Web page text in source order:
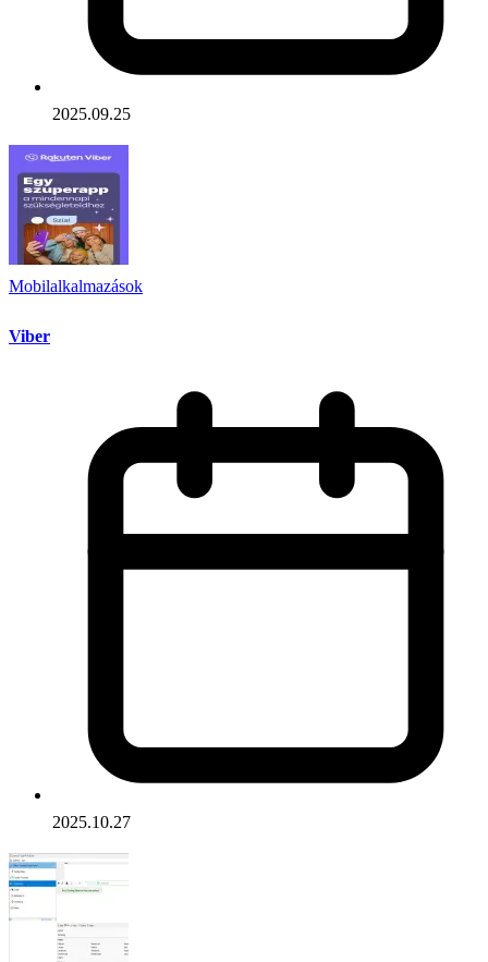
2025.09.25
Mobilalkalmazások
Viber
2025.10.27